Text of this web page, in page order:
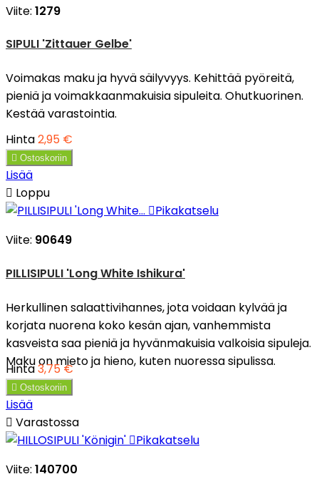
Viite: 1279
SIPULI 'Zittauer Gelbe'
Voimakas maku ja hyvä säilyvyys. Kehittää pyöreitä,
pieniä ja voimakkaanmakuisia sipuleita. Ohutkuorinen.
Kestää varastointia.
Hinta2,95 €
 Ostoskoriin
Lisää
 Loppu
Pikakatselu
Viite: 90649
PILLISIPULI 'Long White Ishikura'
Herkullinen salaattivihannes, jota voidaan kylvää ja
korjata nuorena koko kesän ajan, vanhemmista
kasveista saa pieniä ja hyvänmakuisia valkoisia sipuleja.
Maku on mieto ja hieno, kuten nuoressa sipulissa.
Hinta3,75 €
 Ostoskoriin
Lisää
 Varastossa
Pikakatselu
Viite: 140700